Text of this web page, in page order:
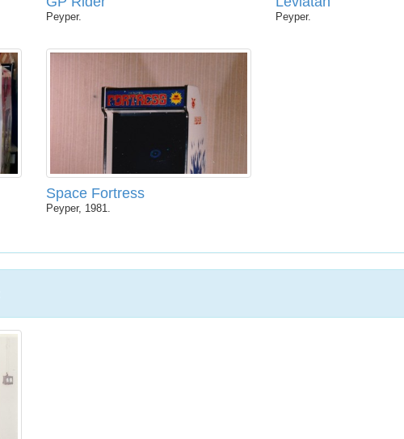
Peyper. Peyper.
Space Fortress
Peyper, 1981.